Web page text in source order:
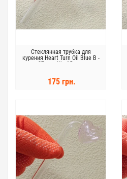
Стеклянная трубка для
курения Heart Turn Oil Blue В -
27 мм. Ш - 15 мм.
175 грн.